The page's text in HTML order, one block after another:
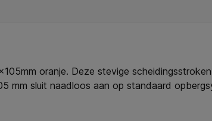
oranje. Deze stevige
mm sluit naadloos aan op standaard
voor elke georganiseerde werkplek.